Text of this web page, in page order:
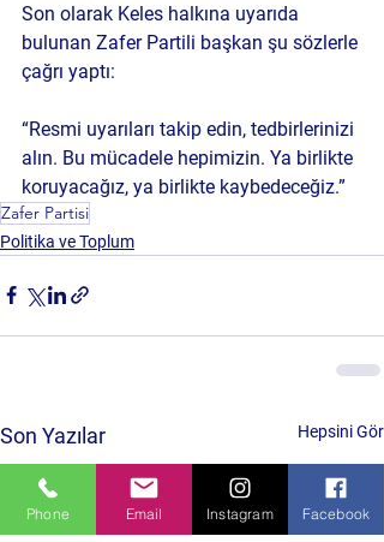
Son olarak Keles halkına uyarıda
bulunan Zafer Partili başkan şu sözlerle
çağrı yaptı:
“Resmi uyarıları takip edin, tedbirlerinizi
alın. Bu mücadele hepimizin. Ya birlikte
koruyacağız, ya birlikte kaybedeceğiz.”
Zafer Partisi
Politika ve Toplum
Son Yazılar Hepsini Gör
Phone Email Instagram Facebook